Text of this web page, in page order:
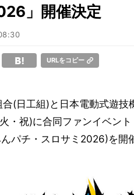
」開催決定
URLをコピー
合(日工組)と日本電動式遊技
・祝)に合同ファンイベン
パチ・スロサミ2026)を開